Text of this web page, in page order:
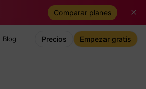
Comparar planes
Blog Precios Empezar gratis